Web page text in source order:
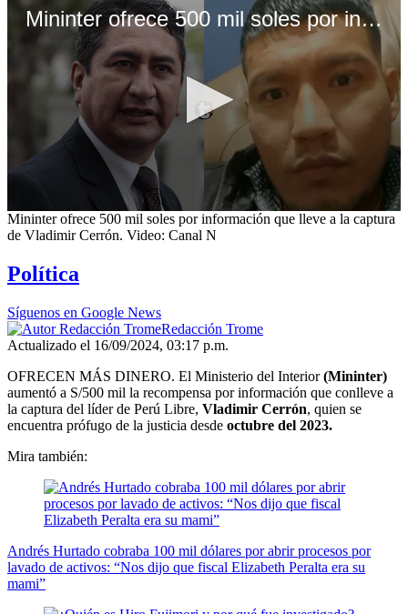
Mininter ofrece 500 mil soles por información que lleve a la captura de Vladimir Cerrón. Video: Canal N
0
seconds
minutes,
59
seconds
Mininter ofrece 500 mil soles por información que lleve a la captura
de Vladimir Cerrón. Video: Canal N
Política
Síguenos en Google News
Redacción Trome
Actualizado el 16/09/2024, 03:17 p.m.
OFRECEN MÁS DINERO. El Ministerio del Interior(Mininter)
aumentó a S/500 mil la recompensa por información que conlleve a
la captura del líder de Perú Libre, Vladimir Cerrón, quien se
encuentra prófugo de la justicia desde octubre del 2023.
Mira también:
Andrés Hurtado cobraba 100 mil dólares por abrir procesos por
lavado de activos: “Nos dijo que fiscal Elizabeth Peralta era su
mami”